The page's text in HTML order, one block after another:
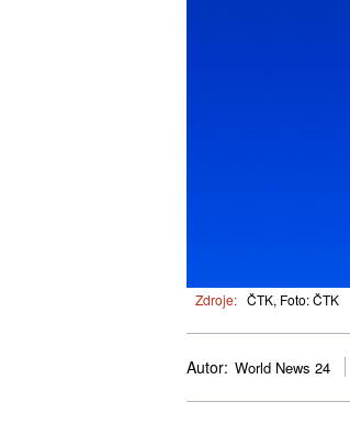
Zdroje: ČTK, Foto: ČTK
Autor: World News 24